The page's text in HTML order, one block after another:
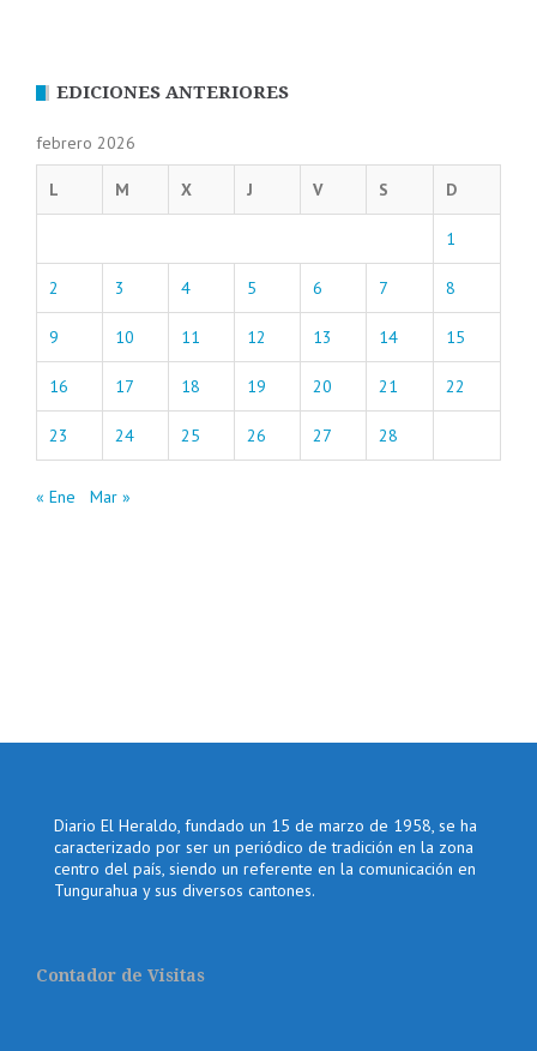
EDICIONES ANTERIORES
febrero 2026
L M X J V S D
1
2 3 4 5 6 7 8
9 10 11 12 13 14 15
16 17 18 19 20 21 22
23 24 25 26 27 28
« Ene Mar »
Diario El Heraldo, fundado un 15 de marzo de 1958, se ha
caracterizado por ser un periódico de tradición en la zona
centro del país, siendo un referente en la comunicación en
Tungurahua y sus diversos cantones.
Contador de Visitas